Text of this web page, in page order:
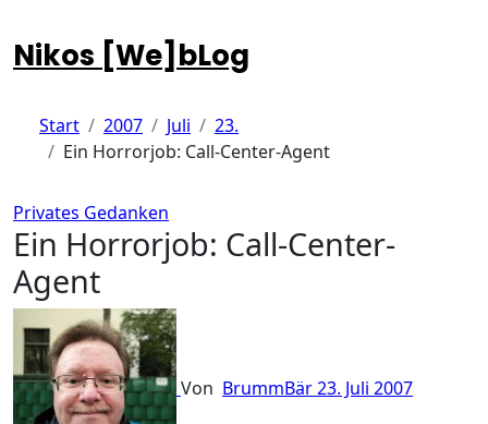
Inhalt
springen
Nikos [We]bLog
Start 2007 Juli
23.
Ein Horrorjob: Call-Center-Agent
Privates Gedanken
Ein Horrorjob: Call-Center-
Agent
Von BrummBär23. Juli 2007